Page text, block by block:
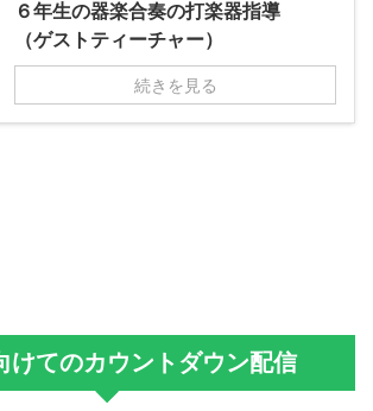
６年生の器楽合奏の打楽器指導
（ゲストティーチャー）
続きを見る
けてのカウントダウン配信